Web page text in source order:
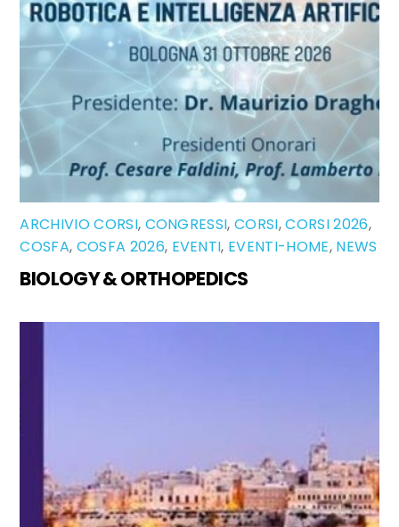
ARCHIVIO CORSI, CONGRESSI,CORSI,CORSI 2026,
COSFA, COSFA 2026, EVENTI, EVENTI-HOME, NEWS
BIOLOGY & ORTHOPEDICS